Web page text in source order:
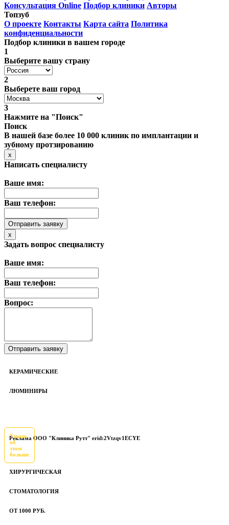
Консультация Online Подбор клиники Авторы
Топзуб
О проекте Контакты Карта сайта Политика
конфиденциальности
Подбор клиники в вашем городе
1
Выберите вашу страну
2
Выберете ваш город
3
Нажмите на "Поиск"
Поиск
В нашей базе более 10 000 клиник по имплантации и
зубному протзированию
x
Написать специалисту
Ваше имя:
Ваш телефон:
x
Задать вопрос специалисту
Ваше имя:
Ваш телефон:
Вопрос:
КЕРАМИЧЕСКИЕ
ЛЮМИНИРЫ
Реклама ООО "Клиника Рутт" erid:2Vtzqv1ECYE
Узнать
об
этом
больше
ХИРУРГИЧЕСКАЯ
СТОМАТОЛОГИЯ
ОТ 1000 РУБ.